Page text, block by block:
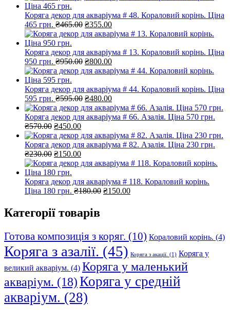
Коряга декор для акваріума # 48. Кораловий корінь. Ціна
465 грн. ₴465.00 Оригінальна
ціна:
₴355.00Поточна
ціна:
Коряга декор для акваріума # 13. Кораловий корінь. Ціна
950 грн. ₴950.00 Оригінальна
ціна:
₴800.00Поточна
ціна:
Коряга декор для акваріума # 44. Кораловий корінь. Ціна
595 грн. ₴595.00 Оригінальна
ціна:
₴595.00.
₴480.00Поточна
ціна:
₴480.00.
Коряга декор для акваріума # 66. Азалія. Ціна 570 грн.
₴570.00 Оригінальна
ціна:
₴570.00.
₴450.00Поточна
ціна:
₴450.00.
Коряга декор для акваріума # 82. Азалія. Ціна 230 грн.
₴230.00 Оригінальна
ціна:
₴230.00.
₴150.00Поточна
ціна:
Коряга декор для акваріума # 118. Кораловий корінь.
Ціна 180 грн. ₴180.00 Оригінальна
₴150.00Поточна
Категорії товарів
Готова композиція з коряг. (10) Кораловий корінь. (4)
Коряга з азалії. (45) Коряга з акації. (1) Коряга у
великий акваріум. (4) Коряга у маленький
акваріум. (18)Коряга у средній
акваріум. (28)